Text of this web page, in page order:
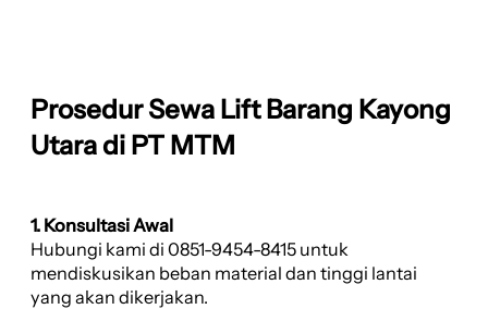
Prosedur Sewa Lift Barang Kayong
Utara di PT MTM
1. Konsultasi Awal
Hubungi kami di 0851-9454-8415 untuk
mendiskusikan beban material dan tinggi lantai
yang akan dikerjakan.